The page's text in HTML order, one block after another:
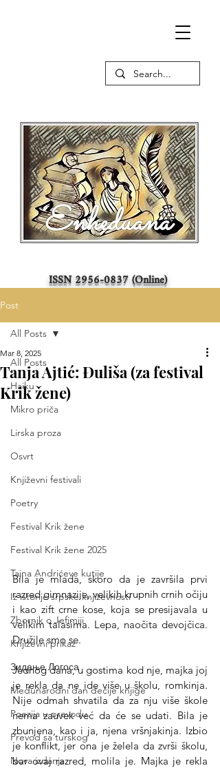
ISSN2956-0837(Online)
Post
All Posts
Haiku
Mikro priča
Lirska proza
Osvrt
Književni festivali
Poetry
Festival Krik žene
Festival Krik žene 2025
Tajna Andrićeve kutije
Iz istorije srpske književnosti
Zbornik o Jefimiji
Književni prikaz
Зидање Логоса
Međunarodni dan dečije knjige
Poezija u prevodu
Prevod sa turskog
Nova izdanja
All Posts
Tanja Ajtić: Đuliša (za festival
Krik žene)
Mar 8, 2025
Bila je mlada, skoro da je završila prvi
razred gimnazije, velikih krupnih crnih očiju
i kao zift crne kose, koja se presijavala u
velikim talasima. Lepa, naočita devojčica.
Družile smo se.
Jednog dana, u gostima kod nje, majka joj
je rekla da ne ide više u školu, romkinja.
Nije odmah shvatila da za nju više škole
nema zauvek već da će se udati. Bila je
zbunjena, kao i ja, njena vršnjakinja. Izbio
je konflikt, jer ona je želela da zvrši školu,
bar ovaj razred, molila je. Majka je rekla